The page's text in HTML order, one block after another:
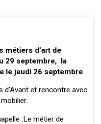
métiers d’art de
29 septembre, la
le jeudi 26 septembre
d’Avant et rencontre avec
:Le métier de